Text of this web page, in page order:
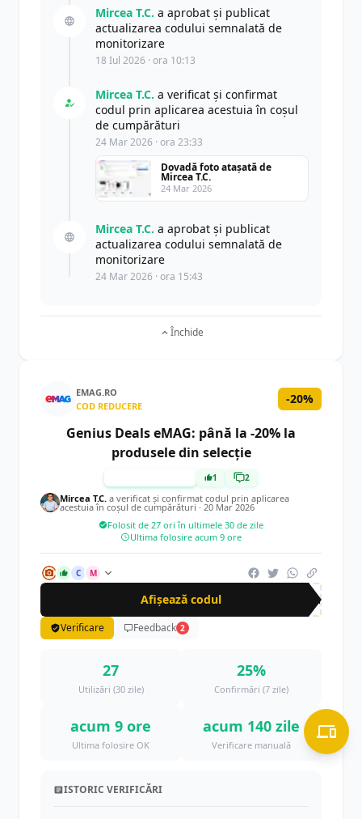
Mircea T.C. a aprobat și publicat
actualizarea codului semnalată de
monitorizare
18 Iul 2026 · ora 10:13
Mircea T.C. a verificat și confirmat
codul prin aplicarea acestuia în coșul
de cumpărături
24 Mar 2026 · ora 23:33
Dovadă foto atașată de
Mircea T.C.
24 Mar 2026
Mircea T.C. a aprobat și publicat
actualizarea codului semnalată de
monitorizare
24 Mar 2026 · ora 15:43
Închide
EMAG.RO
COD REDUCERE
-20%
Genius Deals eMAG: până la -20% la
produsele din selecție
1 2
Mircea T.C. a verificat și confirmat codul prin aplicarea
acestuia în coșul de cumpărături · 20 Mar 2026
Folosit de 27 ori în ultimele 30 de zile
Ultima folosire acum 9 ore
C M
Afișează codul gen
Verificare Feedback 2
27
Utilizări (30 zile)
25%
Confirmări (7 zile)
acum 9 ore
Ultima folosire OK
acum 140 zile
Verificare manuală
ISTORIC VERIFICĂRI